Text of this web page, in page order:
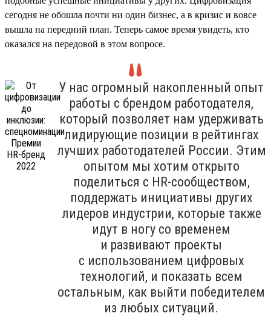
сегодня не обошла почти ни один бизнес, а в кризис и вовсе
вышла на передний план. Теперь самое время увидеть, кто
оказался на передовой в этом вопросе.
У нас огромный накопленный опыт
работы с брендом работодателя,
который позволяет нам удерживать
лидирующие позиции в рейтингах
лучших работодателей России. Этим
опытом мы хотим открыто
поделиться с HR-сообществом,
поддержать инициативы других
лидеров индустрии, которые также
идут в ногу со временем
и развивают проекты
с использованием цифровых
технологий, и показать всем
остальным, как выйти победителем
из любых ситуаций.